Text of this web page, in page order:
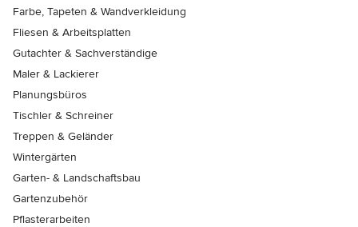
Farbe, Tapeten & Wandverkleidung
Fliesen & Arbeitsplatten
Gutachter & Sachverständige
Maler & Lackierer
Planungsbüros
Tischler & Schreiner
Treppen & Geländer
Wintergärten
Garten- & Landschaftsbau
Gartenzubehör
Pflasterarbeiten